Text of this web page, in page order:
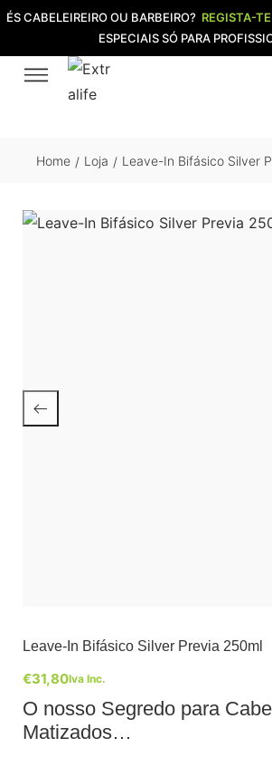
ÉS CABELEIREIRO OU BARBEIRO? REGISTA-TE
ESPECIAIS SÓ PARA
Home / Loja / Leave-In Bifásico Silver
Leave-In Bifásico Silver Previa 250ml
€31,80Iva Inc.
O nosso Segredo para
Matizados…